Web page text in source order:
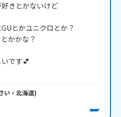
きとかないけど
とかユニクロとか？
かかな？
です💕
い・ 北海道)